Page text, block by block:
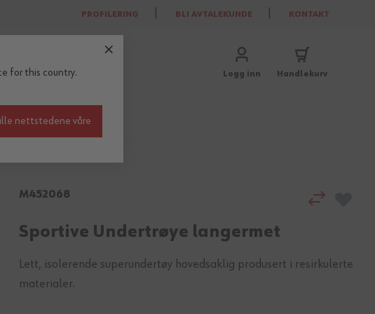
PROFILERING BLI AVTALEKUNDE KONTAKT
Logg inn Handlekurv
M452068
Sportive Undertrøye langermet
Lett, isolerende superundertøy hovedsaklig produsert i resirkulerte
materialer.
for this country.
nettstedene våre